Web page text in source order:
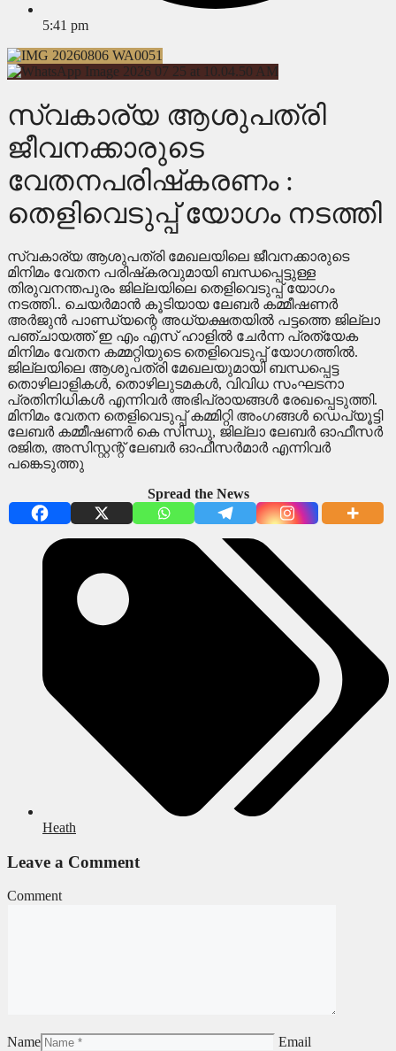
5:41 pm
സ്വകാര്യ ആശുപത്രി
ജീവനക്കാരുടെ
വേതനപരിഷ്‌കരണം :
തെളിവെടുപ്പ് യോഗം നടത്തി
സ്വകാര്യ ആശുപത്രി മേഖലയിലെ ജീവനക്കാരുടെ
മിനിമം വേതന പരിഷ്‌കരവുമായി ബന്ധപ്പെട്ടുള്ള
തിരുവനന്തപുരം ജില്ലയിലെ തെളിവെടുപ്പ് യോഗം
നടത്തി.. ചെയർമാൻ കൂടിയായ ലേബർ കമ്മീഷണർ
അർജുൻ പാണ്ഡ്യന്റെ അധ്യക്ഷതയിൽ പട്ടത്തെ ജില്ലാ
പഞ്ചായത്ത് ഇ എം എസ് ഹാളിൽ ചേർന്ന പ്രത്യേക
മിനിമം വേതന കമ്മറ്റിയുടെ തെളിവെടുപ്പ് യോഗത്തിൽ.
ജില്ലയിലെ ആശുപത്രി മേഖലയുമായി ബന്ധപ്പെട്ട
തൊഴിലാളികൾ, തൊഴിലുടമകൾ, വിവിധ സംഘടനാ
പ്രതിനിധികൾ എന്നിവർ അഭിപ്രായങ്ങൾ രേഖപ്പെടുത്തി.
മിനിമം വേതന തെളിവെടുപ്പ് കമ്മിറ്റി അംഗങ്ങൾ ഡെപ്യൂട്ടി
ലേബർ കമ്മീഷണർ കെ സിന്ധു, ജില്ലാ ലേബർ ഓഫീസർ
രജിത, അസിസ്റ്റന്റ് ലേബർ ഓഫീസർമാർ എന്നിവർ
പങ്കെടുത്തു
Spread the News
Heath
Leave a Comment
Comment
Name
Email